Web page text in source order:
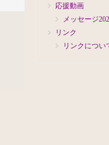
応援動画
メッセージ
リンク
リンクについ